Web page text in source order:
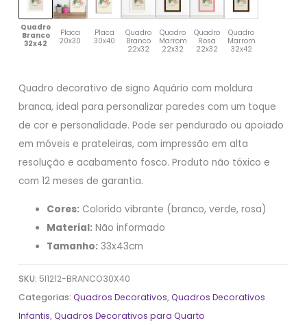
Quadro
Branco
32x42
Placa
20x30
Placa
30x40
Quadro
Branco
22x32
Quadro
Marrom
22x32
Quadro
Rosa
22x32
Quadro
Marrom
32x42
Quadro decorativo de signo Aquário com moldura
branca, ideal para personalizar paredes com um toque
de cor e personalidade. Pode ser pendurado ou apoiado
em móveis e prateleiras, com impressão em alta
resolução e acabamento fosco. Produto não tóxico e
com 12 meses de garantia.
Cores: Colorido vibrante (branco, verde, rosa)
Material: Não informado
Tamanho: 33x43cm
SKU: 5I1212-BRANCO30X40
Categorias:Quadros Decorativos,Quadros Decorativos
Infantis,Quadros Decorativos para Quarto